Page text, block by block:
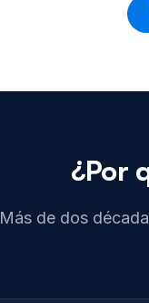
¿Por
Más de dos